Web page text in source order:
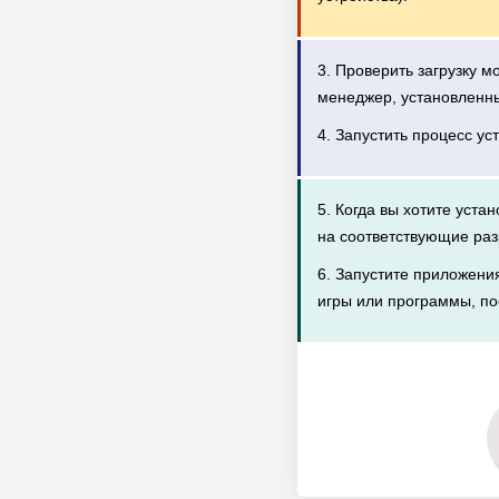
3. Проверить загрузку
менеджер,
4. Запустить процесс
5. Когда вы хотите
на соответствующие
6. Запустите
игры или программы,